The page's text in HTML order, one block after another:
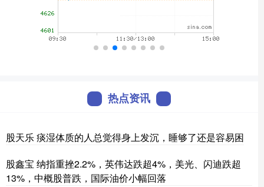
热点资讯
股天乐 痰湿体质的人总觉得身上发沉，睡够了还是容易困
股鑫宝 纳指重挫2.2%，英伟达跌超4%，美光、闪迪跌超
13%，中概股普跌，国际油价小幅回落